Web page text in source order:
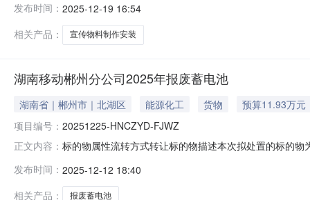
发布时间： 2025-12-19 16:54
相关产品：
宣传物料制作安装
湖南移动郴州分公司2025年报废蓄电池
湖南省｜郴州市｜北湖区 能源化工 货物
预算11.93万元
项目编号： 20251225-HNCZYD-FJWZ
正文内容： 标的物属性流转方式转让标的物描述本次拟处置的标的
对该现场资产状态、重量的认可。一旦成交视为受让方
公司2025年
发布时间： 2025-12-12 18:40
相关产品：
报废蓄电池